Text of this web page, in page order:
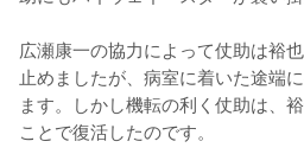
広瀬康一の協力によって仗助は裕
止めましたが、病室に着いた途端
ます。しかし機転の利く仗助は、
ことで復活したのです。